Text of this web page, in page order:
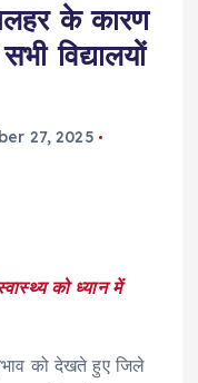
के कारण
विद्यालयों
27, 2025
को ध्यान में
को देखते हुए जिले